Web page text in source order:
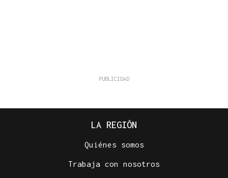
LA REGIÓN
Quiénes somos
Trabaja con nosotros